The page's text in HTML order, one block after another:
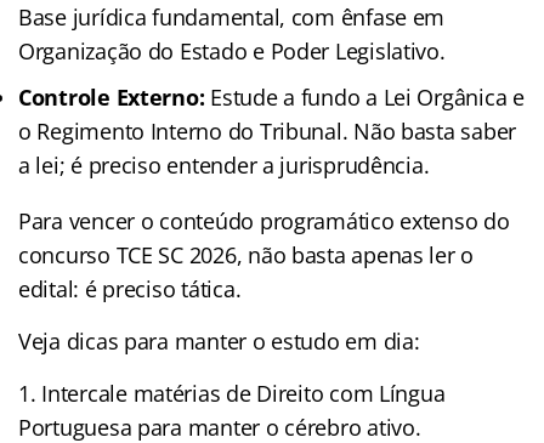
Base jurídica fundamental, com ênfase em
Organização do Estado e Poder Legislativo.
Controle Externo: Estude a fundo a Lei Orgânica e
o Regimento Interno do Tribunal. Não basta saber
a lei; é preciso entender a jurisprudência.
Para vencer o conteúdo programático extenso do
concurso TCE SC 2026, não basta apenas ler o
edital: é preciso tática.
Veja dicas para manter o estudo em dia:
Intercale matérias de Direito com Língua
Portuguesa para manter o cérebro ativo.